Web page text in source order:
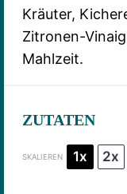
Kräuter,
Zitronen-
Mahlzeit.
ZUTATEN
SKALIEREN 1x 2x